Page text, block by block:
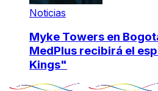
Noticias
Myke Towers en
MedPlus recibirá el
Kings"